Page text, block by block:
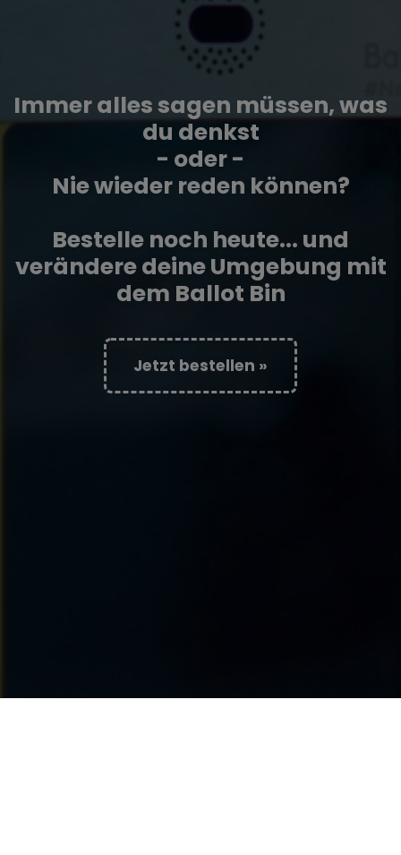
Immer alles sagen müssen, was
du denkst
- oder -
Nie wieder reden können?
Bestelle noch heute... und
verändere deine Umgebung mit
dem Ballot Bin
Jetzt bestellen »